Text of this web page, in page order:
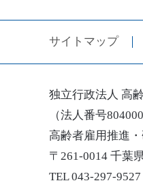
サイトマップ
独立行政法人 高
（法人番号
高齢者雇用推進
〒261-0014 千葉
TEL 043-297-9527